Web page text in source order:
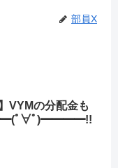
部員X
VYMの分配金も
ﾟ∀ﾟ)━━━━!!